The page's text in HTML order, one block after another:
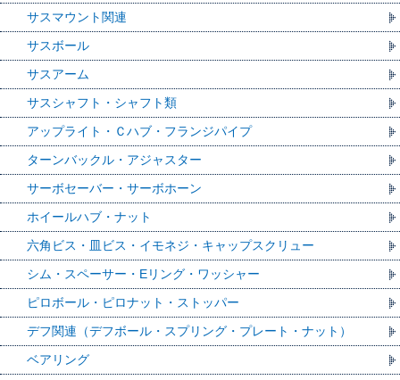
サスマウント関連
サスボール
サスアーム
サスシャフト・シャフト類
アップライト・Ｃハブ・フランジパイプ
ターンバックル・アジャスター
サーボセーバー・サーボホーン
ホイールハブ・ナット
六角ビス・皿ビス・イモネジ・キャップスクリュー
シム・スペーサー・Eリング・ワッシャー
ピロボール・ピロナット・ストッパー
デフ関連（デフボール・スプリング・プレート・ナット）
ベアリング